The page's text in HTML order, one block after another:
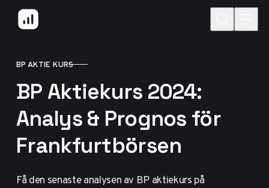
Hoppa till innehåll
KATEGORI
BP AKTIE KURS
BP Aktiekurs 2024:
Analys & Prognos för
Frankfurtbörsen
Få den senaste analysen av BP aktiekurs på